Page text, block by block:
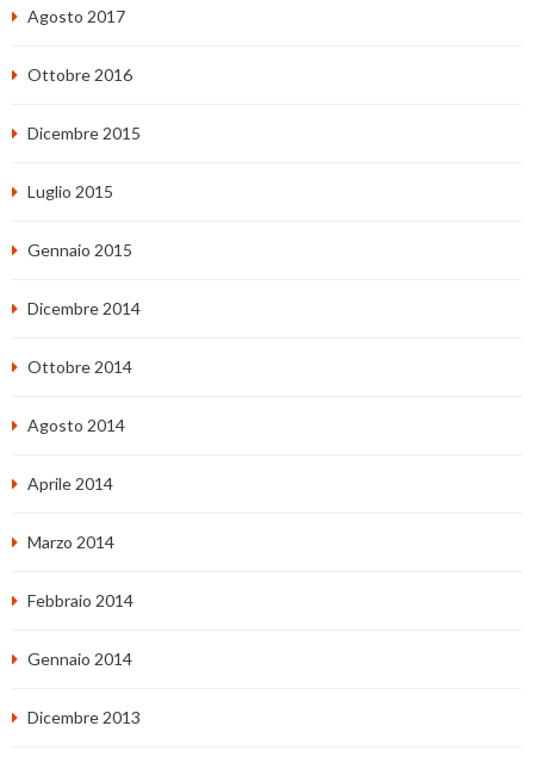
Agosto 2017
Ottobre 2016
Dicembre 2015
Luglio 2015
Gennaio 2015
Dicembre 2014
Ottobre 2014
Agosto 2014
Aprile 2014
Marzo 2014
Febbraio 2014
Gennaio 2014
Dicembre 2013